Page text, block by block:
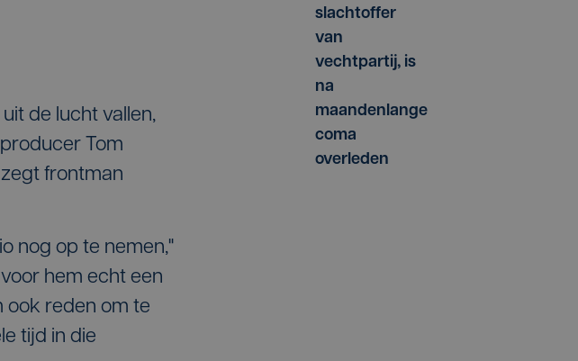
de lucht vallen,
Tom
frontman
nog op te nemen,"
hem echt een
ook reden om te
tijd in die
slachtoffer
van
vechtpartij, is
na
maandenlange
coma
overleden